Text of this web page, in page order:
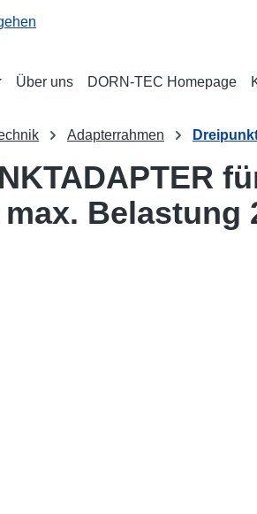
springen
Über uns DORN-TEC Homepage
Adapterrahmen
Belastung